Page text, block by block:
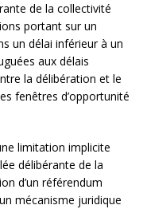
de la collectivité
portant sur un
un délai inférieur à un
aux délais
la délibération et le
fenêtres d’opportunité
limitation implicite
délibérante de la
d’un référendum
mécanisme juridique